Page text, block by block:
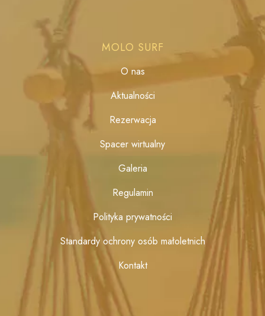
MOLO SURF
O nas
Aktualności
Rezerwacja
Spacer wirtualny
Galeria
Regulamin
Polityka prywatności
Standardy ochrony osób małoletnich
Kontakt